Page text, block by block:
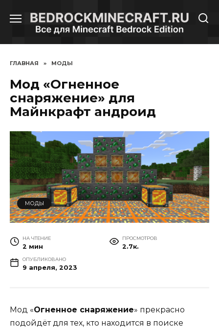
содержанию
ГЛАВНАЯ » МОДЫ
Мод «Огненное
снаряжение» для
Майнкрафт андроид
МОДЫ
НА ЧТЕНИЕ
2 мин
ПРОСМОТРОВ
2.7к.
ОПУБЛИКОВАНО
9 апреля, 2023
Мод «Огненное снаряжение» прекрасно
подойдёт для тех, кто находится в поиске